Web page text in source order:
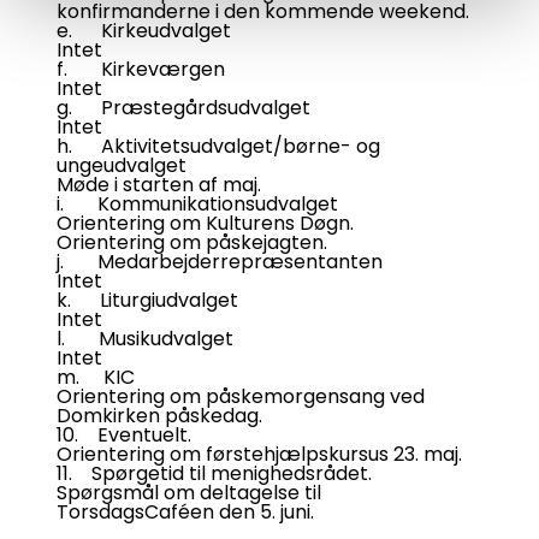
konfirmanderne i den kommende weekend.
e. Kirkeudvalget
Intet
f. Kirkeværgen
Intet
g. Præstegårdsudvalget
Intet
h. Aktivitetsudvalget/børne- og
ungeudvalget
Møde i starten af maj.
i. Kommunikationsudvalget
Orientering om Kulturens Døgn.
Orientering om påskejagten.
j. Medarbejderrepræsentanten
Intet
k. Liturgiudvalget
Intet
l. Musikudvalget
Intet
m. KIC
Orientering om påskemorgensang ved
Domkirken påskedag.
10. Eventuelt.
Orientering om førstehjælpskursus 23. maj.
11. Spørgetid til menighedsrådet.
Spørgsmål om deltagelse til
TorsdagsCaféen den 5. juni.